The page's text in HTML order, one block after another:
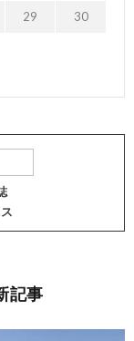
29 30
記事